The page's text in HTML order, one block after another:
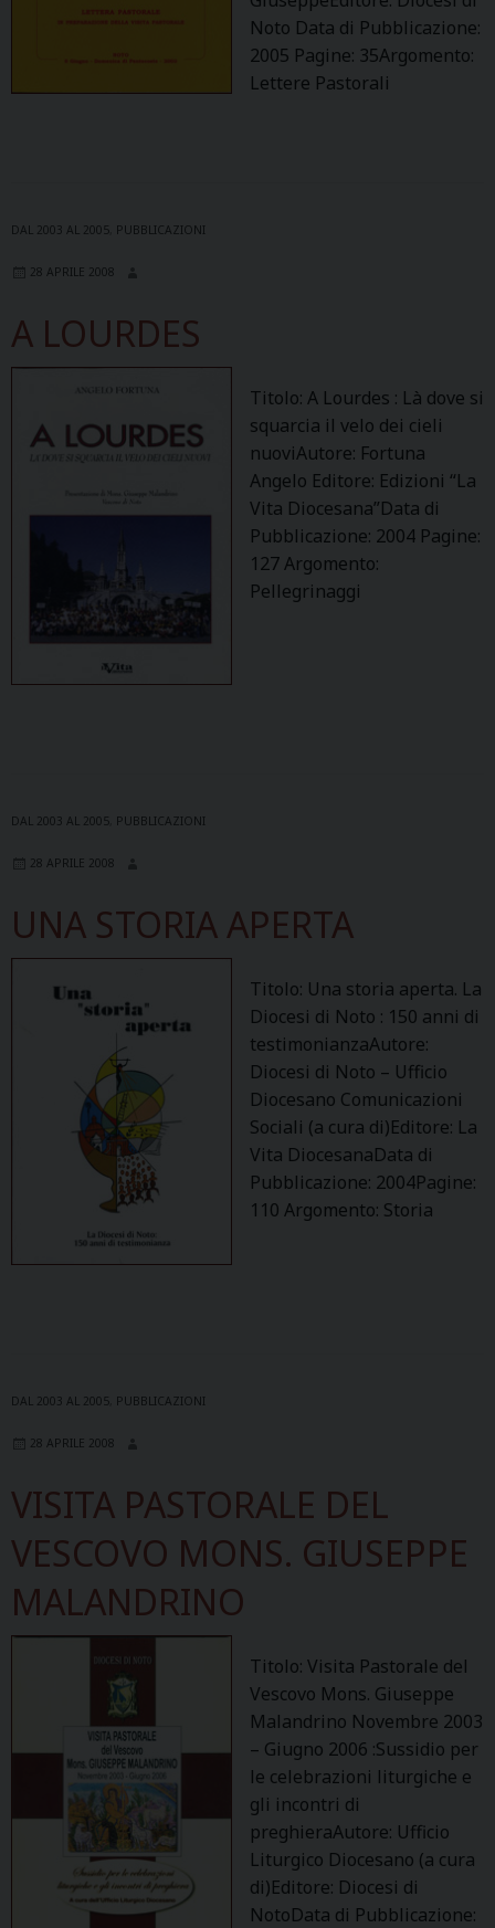
Noto Data di Pubblicazione:
2005 Pagine: 35Argomento:
Lettere Pastorali
DAL 2003 AL 2005 PUBBLICAZIONI
28 APRILE 2008
A LOURDES
Titolo: A Lourdes : Là dove si
squarcia il velo dei cieli
nuoviAutore: Fortuna
Angelo Editore: Edizioni “La
Vita Diocesana”Data di
Pubblicazione: 2004 Pagine:
127 Argomento:
Pellegrinaggi
DAL 2003 AL 2005 PUBBLICAZIONI
28 APRILE 2008
UNA STORIA APERTA
Titolo: Una storia aperta. La
Diocesi di Noto : 150 anni di
testimonianzaAutore:
Diocesi di Noto – Ufficio
Diocesano Comunicazioni
Sociali (a cura di)Editore: La
Vita DiocesanaData di
Pubblicazione: 2004Pagine:
110 Argomento: Storia
DAL 2003 AL 2005 PUBBLICAZIONI
28 APRILE 2008
VISITA PASTORALE DEL
VESCOVO MONS. GIUSEPPE
MALANDRINO
Titolo: Visita Pastorale del
Vescovo Mons. Giuseppe
Malandrino Novembre 2003
– Giugno 2006 :Sussidio per
le celebrazioni liturgiche e
gli incontri di
preghieraAutore: Ufficio
Liturgico Diocesano (a cura
di)Editore: Diocesi di
NotoData di Pubblicazione: